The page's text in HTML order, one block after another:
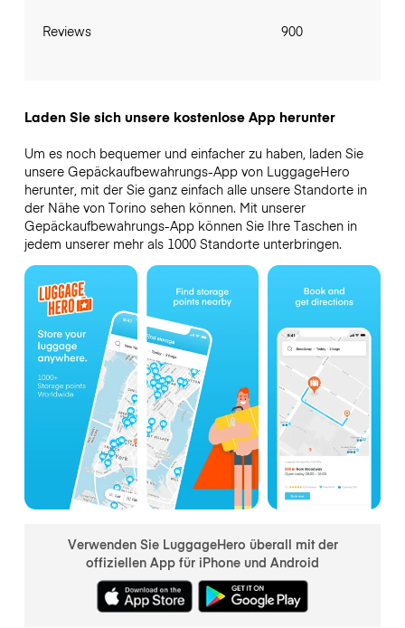
Reviews 900
Laden Sie sich unsere kostenlose App herunter
Um es noch bequemer und einfacher zu haben, laden Sie
unsere Gepäckaufbewahrungs-App von LuggageHero
herunter, mit der Sie ganz einfach alle unsere Standorte in
der Nähe von Torino sehen können. Mit unserer
Gepäckaufbewahrungs-App können Sie Ihre Taschen in
jedem unserer mehr als 1000 Standorte unterbringen.
Verwenden Sie LuggageHero überall mit der
offiziellen App für iPhone und Android